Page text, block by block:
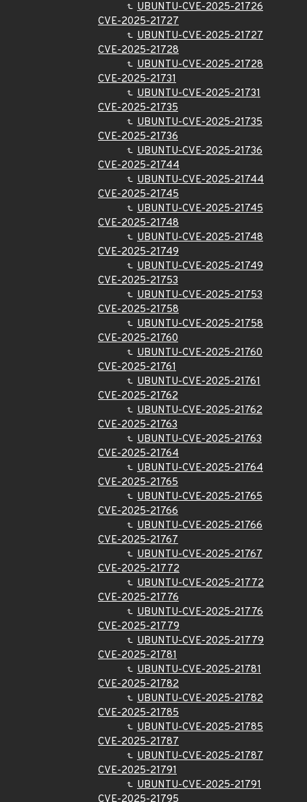
UBUNTU-CVE-2025-21726
CVE-2025-21727
UBUNTU-CVE-2025-21727
CVE-2025-21728
UBUNTU-CVE-2025-21728
CVE-2025-21731
UBUNTU-CVE-2025-21731
CVE-2025-21735
UBUNTU-CVE-2025-21735
CVE-2025-21736
UBUNTU-CVE-2025-21736
CVE-2025-21744
UBUNTU-CVE-2025-21744
CVE-2025-21745
UBUNTU-CVE-2025-21745
CVE-2025-21748
UBUNTU-CVE-2025-21748
CVE-2025-21749
UBUNTU-CVE-2025-21749
CVE-2025-21753
UBUNTU-CVE-2025-21753
CVE-2025-21758
UBUNTU-CVE-2025-21758
CVE-2025-21760
UBUNTU-CVE-2025-21760
CVE-2025-21761
UBUNTU-CVE-2025-21761
CVE-2025-21762
UBUNTU-CVE-2025-21762
CVE-2025-21763
UBUNTU-CVE-2025-21763
CVE-2025-21764
UBUNTU-CVE-2025-21764
CVE-2025-21765
UBUNTU-CVE-2025-21765
CVE-2025-21766
UBUNTU-CVE-2025-21766
CVE-2025-21767
UBUNTU-CVE-2025-21767
CVE-2025-21772
UBUNTU-CVE-2025-21772
CVE-2025-21776
UBUNTU-CVE-2025-21776
CVE-2025-21779
UBUNTU-CVE-2025-21779
CVE-2025-21781
UBUNTU-CVE-2025-21781
CVE-2025-21782
UBUNTU-CVE-2025-21782
CVE-2025-21785
UBUNTU-CVE-2025-21785
CVE-2025-21787
UBUNTU-CVE-2025-21787
CVE-2025-21791
UBUNTU-CVE-2025-21791